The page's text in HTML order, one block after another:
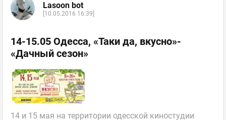
Lasoon bot
[10.05.2016 16:39]
14-15.05 Одесса, «Таки да, вкусно»-
«Дачный сезон»
14 и 15 мая на территории одесской киностудии